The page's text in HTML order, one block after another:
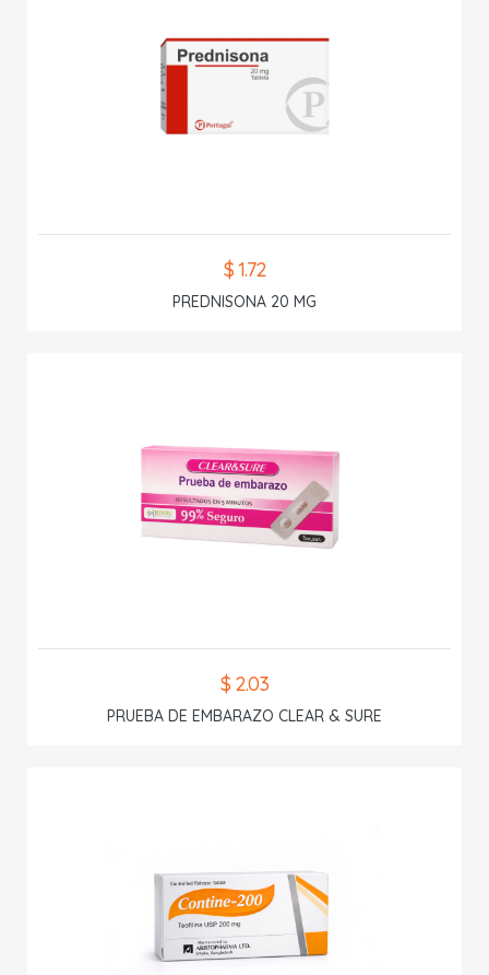
$ 1.72
PREDNISONA 20 MG
$ 2.03
PRUEBA DE EMBARAZO CLEAR & SURE